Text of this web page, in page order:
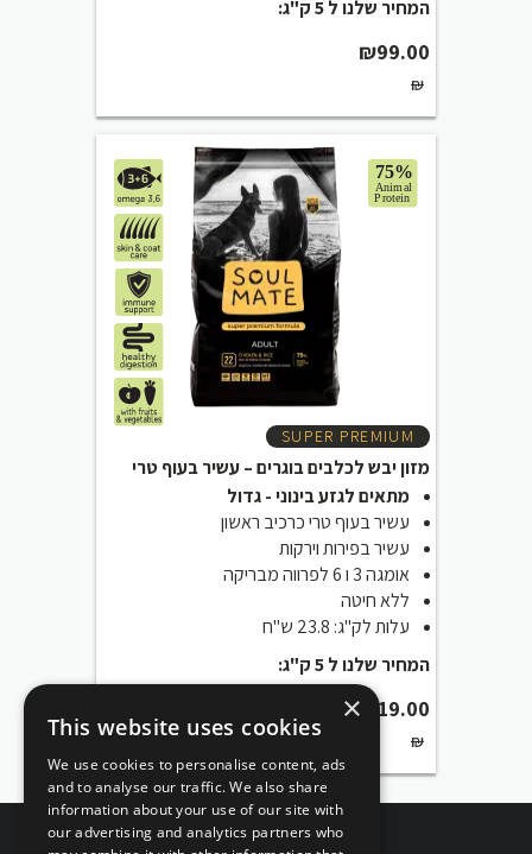
המחיר שלנו ל 5 ק"ג:
₪99.00
₪
SUPER PREMIUM
מזון יבש לכלבים בוגרים – עשיר בעוף טרי
מתאים לגזע בינוני - גדול
עשיר בעוף טרי כרכיב ראשון
עשיר בפירות וירקות
אומגה 3 ו 6 לפרווה מבריקה
ללא חיטה
עלות לק"ג: 23.8 ש"ח
המחיר שלנו ל 5 ק"ג:
₪ 119.00
₪
×
This website uses cookies
We use cookies to personalise content, ads
and to analyse our traffic. We also share
information about your use of our site with
our advertising and analytics partners who